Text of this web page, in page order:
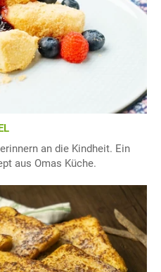
an die Kindheit. Ein
aus Omas Küche.